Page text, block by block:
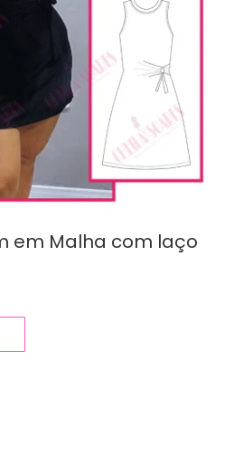
em Malha com laço